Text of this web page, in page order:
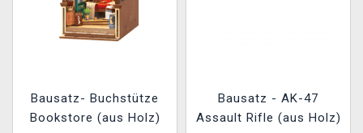
Bausatz- Buchstütze
Bookstore (aus Holz)
Bausatz - AK-47
Assault Rifle (aus Holz)